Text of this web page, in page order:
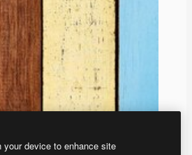
your device to enhance site